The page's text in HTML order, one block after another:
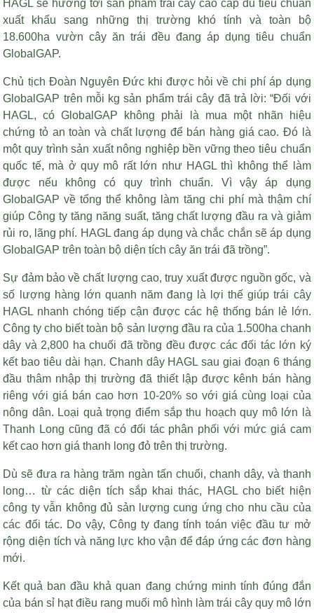
HAGL sẽ hướng tới sản phẩm trái cây cao cấp đủ tiêu chuẩn
xuất khẩu sang những thị trường khó tính và toàn bộ
18.600ha vườn cây ăn trái đều đang áp dụng tiêu chuẩn
GlobalGAP.
Chủ tịch Đoàn Nguyên Đức khi được hỏi về chi phí áp dụng
GlobalGAP trên mỗi kg sản phẩm trái cây đã trả lời: “Đối với
HAGL, có GlobalGAP không phải là mua một nhãn hiệu
chứng tỏ an toàn và chất lượng để bán hàng giá cao. Đó là
một quy trình sản xuất nông nghiệp bền vững theo tiêu chuẩn
quốc tế, mà ở quy mô rất lớn như HAGL thì không thể làm
được nếu không có quy trình chuẩn. Vì vậy áp dụng
GlobalGAP về tổng thể không làm tăng chi phí mà thậm chí
giúp Công ty tăng năng suất, tăng chất lượng đầu ra và giảm
rủi ro, lãng phí. HAGL đang áp dụng và chắc chắn sẽ áp dụng
GlobalGAP trên toàn bộ diện tích cây ăn trái đã trồng”.
Sự đảm bảo về chất lượng cao, truy xuất được nguồn gốc, và
số lượng hàng lớn quanh năm đang là lợi thế giúp trái cây
HAGL nhanh chóng tiếp cận được các hệ thống bán lẻ lớn.
Công ty cho biết toàn bộ sản lượng đầu ra của 1.500ha chanh
dây và 2,800 ha chuối đã trồng đều được các đối tác lớn ký
kết bao tiêu dài hạn. Chanh dây HAGL sau giai đoạn 6 tháng
đầu thâm nhập thị trường đã thiết lập được kênh bán hàng
riêng với giá bán cao hơn 10-20% so với giá cùng loại của
nông dân. Loại quả trọng điểm sắp thu hoạch quy mô lớn là
Thanh Long cũng đã có đối tác phân phối với mức giá cam
kết cao hơn giá thanh long đỏ trên thị trường.
Dù sẽ đưa ra hàng trăm ngàn tấn chuối, chanh dây, và thanh
long… từ các diện tích sắp khai thác, HAGL cho biết hiện
công ty vẫn không đủ sản lượng cung ứng cho nhu cầu của
các đối tác. Do vậy, Công ty đang tính toán việc đầu tư mở
rộng diện tích và năng lực kho vận để đáp ứng các đơn hàng
mới.
Kết quả ban đầu khả quan đang chứng minh tính đúng đắn
của bán sỉ hạt điều rang muối mô hình làm trái cây quy mô lớn